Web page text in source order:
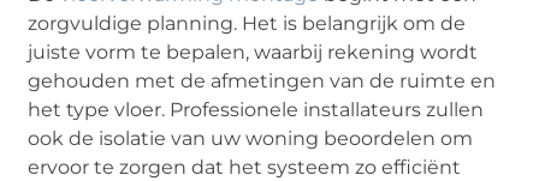
zorgvuldige planning. Het is belangrijk om de
juiste vorm te bepalen, waarbij rekening wordt
gehouden met de afmetingen van de ruimte en
het type vloer. Professionele installateurs zullen
ook de isolatie van uw woning beoordelen om
ervoor te zorgen dat het systeem zo efficiënt